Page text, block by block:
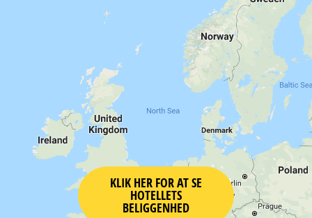
KLIK HER FOR AT SE
HOTELLETS
BELIGGENHED